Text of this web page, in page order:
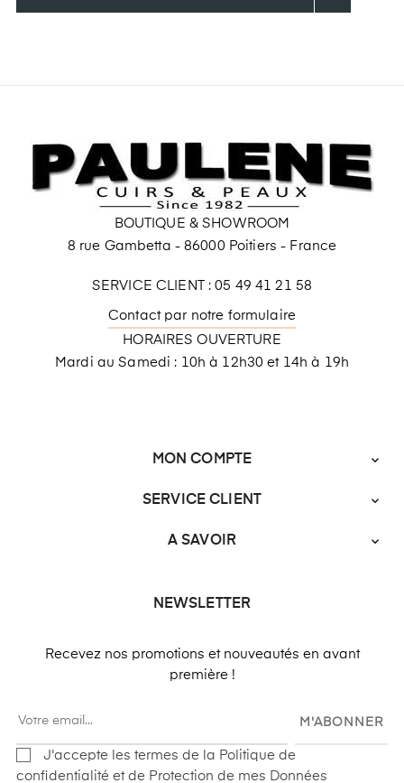
BOUTIQUE & SHOWROOM
8 rue Gambetta - 86000 Poitiers - France
SERVICE CLIENT : 05 49 41 21 58
Contact par notre formulaire
HORAIRES OUVERTURE
Mardi au Samedi : 10h à 12h30 et 14h à 19h
MON COMPTE 
SERVICE CLIENT 
A SAVOIR 
NEWSLETTER
Recevez nos promotions et nouveautés en avant
première !
M'ABONNER
J'accepte les termes de la Politique de
confidentialité et de Protection de mes Données